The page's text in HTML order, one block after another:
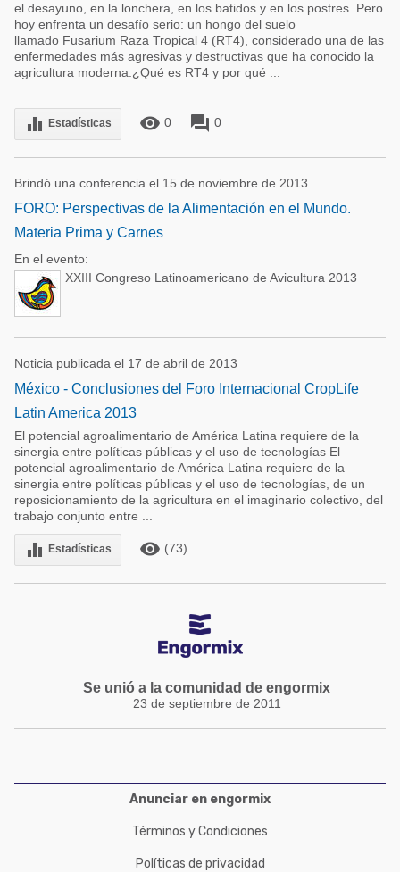
el desayuno, en la lonchera, en los batidos y en los postres. Pero
hoy enfrenta un desafío serio: un hongo del suelo
llamado Fusarium Raza Tropical 4 (RT4), considerado una de las
enfermedades más agresivas y destructivas que ha conocido la
agricultura moderna.¿Qué es RT4 y por qué ...
equalizer Estadísticas remove_red_eye 0 forum 0
Brindó una conferencia el 15 de noviembre de 2013
FORO: Perspectivas de la Alimentación en el Mundo.
Materia Prima y Carnes
En el evento:
XXIII Congreso Latinoamericano de Avicultura 2013
Noticia publicada el 17 de abril de 2013
México - Conclusiones del Foro Internacional CropLife
Latin America 2013
El potencial agroalimentario de América Latina requiere de la
sinergia entre políticas públicas y el uso de tecnologías El
potencial agroalimentario de América Latina requiere de la
sinergia entre políticas públicas y el uso de tecnologías, de un
reposicionamiento de la agricultura en el imaginario colectivo, del
trabajo conjunto entre ...
equalizer Estadísticas remove_red_eye (73)
Se unió a la comunidad de engormix
23 de septiembre de 2011
Anunciar en engormix
Términos y Condiciones
Políticas de privacidad